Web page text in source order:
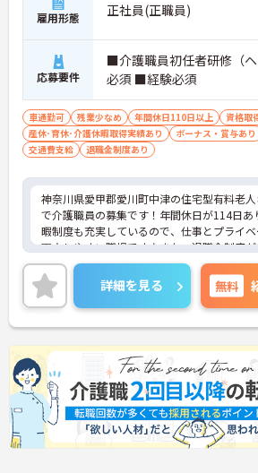
雇用形態 正社員(正職員)
応募要件
■介護職員初任者研修（
必須 ■経験必須
車通勤可 残業少なめ 年間休日110日以上 資格取
産休･育休･介護休暇取得実績あり
ボーナス・賞与あり
交通費支給
退職金制度あり
神奈川県愛甲郡愛川町中津の住宅型有料老
で介護職員の募集です！年間休日が114日あ
暇制度も充実しているので、仕事とプライベ
両立しやすい職場です♪また、退職金制度
で、安心して長く働きやすい環境が整って
ご興味のある方は面接ポイントをお伝えしま
で、お気軽にご連絡ください。
詳細を見る 無料